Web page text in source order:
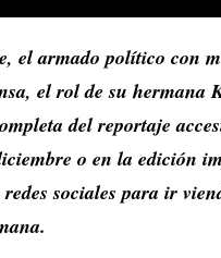
el armado político con
el rol de su hermana
del reportaje
o en la edición
sociales para ir